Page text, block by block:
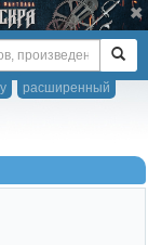
расширенный